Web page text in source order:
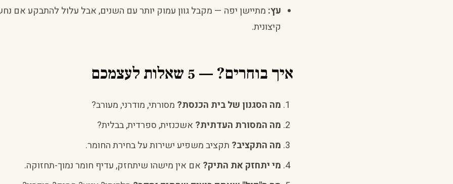
עץ: מתיישן יפה — מקבל גוון עמוק יותר עם השנים, אבל עלול להתבקע אם
קיצונית.
איך בוחרים? — 5 שאלות לעצמכם
מה הסגנון של בית הכנסת? מסורתי, מודרני, מעורב?
מה המסורת העדתית? אשכנזית, ספרדית, בבלית?
מה התקציב? תקציב משפיע ישירות על בחירת החומר.
מי יתחזק את התיק? אם אין מישהו שיתחזק, עדיף חומר נמוך-תחזוקה.